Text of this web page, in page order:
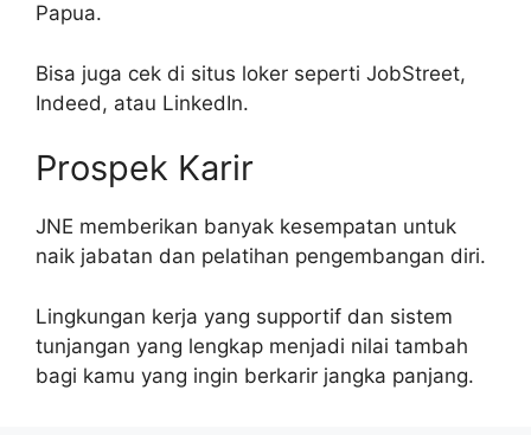
Papua.
Bisa juga cek di situs loker seperti JobStreet,
Indeed, atau LinkedIn.
Prospek Karir
JNE memberikan banyak kesempatan untuk
naik jabatan dan pelatihan pengembangan diri.
Lingkungan kerja yang supportif dan sistem
tunjangan yang lengkap menjadi nilai tambah
bagi kamu yang ingin berkarir jangka panjang.